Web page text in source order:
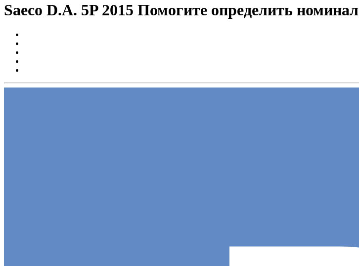
Saeco D.A. 5P 2015 Помогите определить номинал